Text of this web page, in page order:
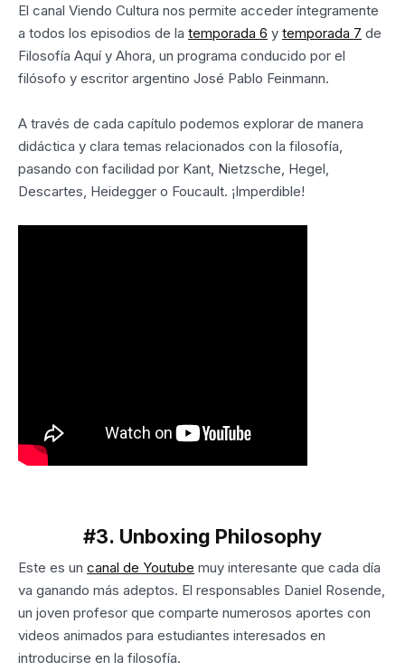
El canal Viendo Cultura nos permite acceder íntegramente
a todos los episodios de la temporada 6 y temporada 7 de
Filosofía Aquí y Ahora, un programa conducido por el
filósofo y escritor argentino José Pablo Feinmann.
A través de cada capítulo podemos explorar de manera
didáctica y clara temas relacionados con la filosofía,
pasando con facilidad por Kant, Nietzsche, Hegel,
Descartes, Heidegger o Foucault. ¡Imperdible!
#3. Unboxing Philosophy
Este es un canal de Youtube muy interesante que cada día
va ganando más adeptos. El responsables Daniel Rosende,
un joven profesor que comparte numerosos aportes con
videos animados para estudiantes interesados en
introducirse en la filosofía.